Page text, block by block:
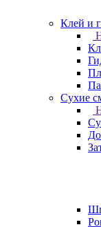
Клей и
Сухие